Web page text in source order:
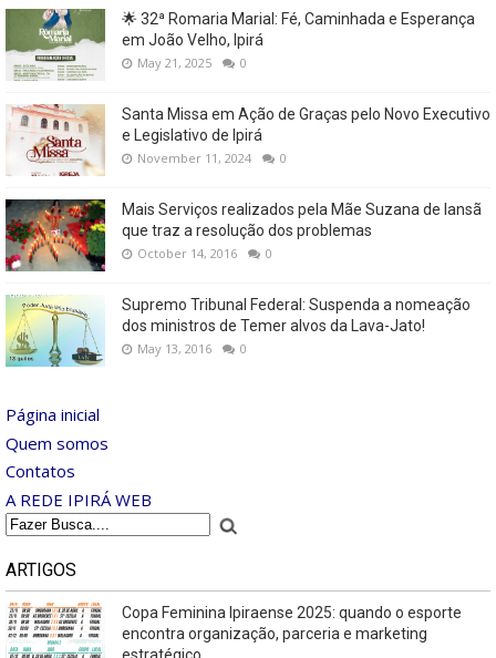
🌟 32ª Romaria Marial: Fé, Caminhada e Esperança
em João Velho, Ipirá
May 21, 2025 0
Santa Missa em Ação de Graças pelo Novo Executivo
e Legislativo de Ipirá
November 11, 2024 0
Mais Serviços realizados pela Mãe Suzana de Iansã
que traz a resolução dos problemas
October 14, 2016 0
Supremo Tribunal Federal: Suspenda a nomeação
dos ministros de Temer alvos da Lava-Jato!
May 13, 2016 0
Página inicial
Quem somos
Contatos
A REDE IPIRÁ WEB
ARTIGOS
Copa Feminina Ipiraense 2025: quando o esporte
encontra organização, parceria e marketing